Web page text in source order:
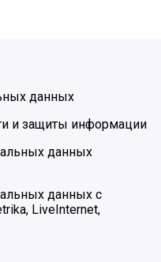
данных
и защиты информации
данных
данных с
LiveInternet,